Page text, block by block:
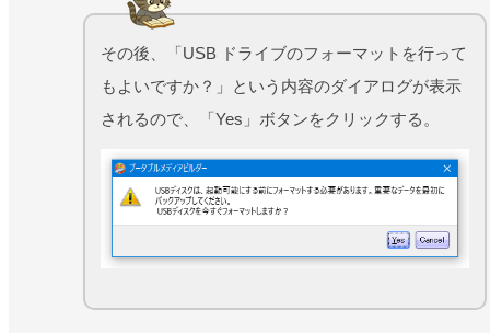
その後、「USB ドライブのフォーマットを行って
もよいですか？」という内容のダイアログが表示
されるので、「Yes」ボタンをクリックする。